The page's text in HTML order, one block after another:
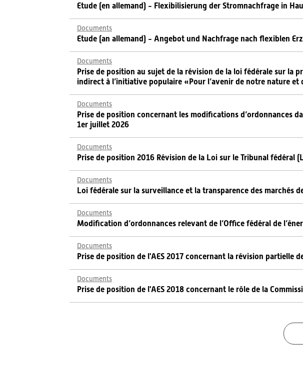
Etude (en allemand) - Flexibilisierung der Stromnachfrage in
Documents
Etude (an allemand) - Angebot und Nachfrage nach flexiblen
Documents
Prise de position au sujet de la révision de la loi fédérale sur
indirect à l’initiative populaire «Pour l’avenir de notre nature
Documents
Prise de position concernant les modifications d’ordonnances
1er juillet 2026
Documents
Prise de position 2016 Révision de la Loi sur le Tribunal fédéral
Documents
Loi fédérale sur la surveillance et la transparence des marchés
Documents
Modification d’ordonnances relevant de l’Office fédéral de
Documents
Prise de position de l'AES 2017 concernant la révision partielle
Documents
Prise de position de l'AES 2018 concernant le rôle de la